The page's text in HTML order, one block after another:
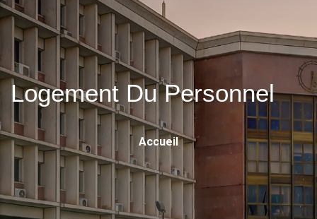
Logement Du Personnel
Fil
D'Ariane
Accueil